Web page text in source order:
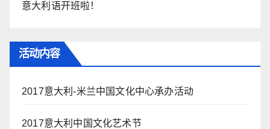
意大利语开班啦！
活动内容
2017意大利-米兰中国文化中心承办活动
2017意大利中国文化艺术节